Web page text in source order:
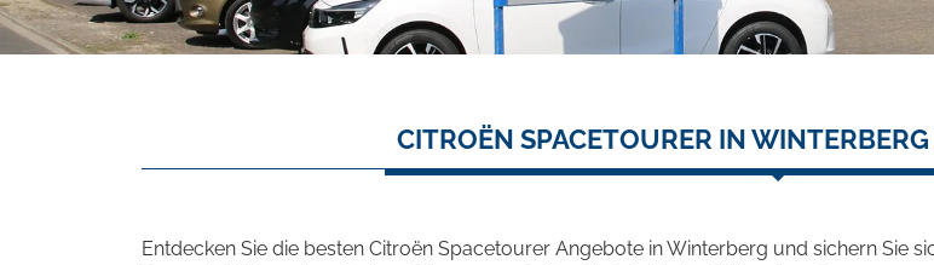
CITROËN SPACETOURER IN
Entdecken Sie die besten Citroën Spacetourer Angebote in Winterberg und sichern Sie